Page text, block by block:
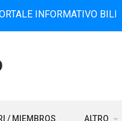
BILINGUE
/ MIEMBROS ALTRO